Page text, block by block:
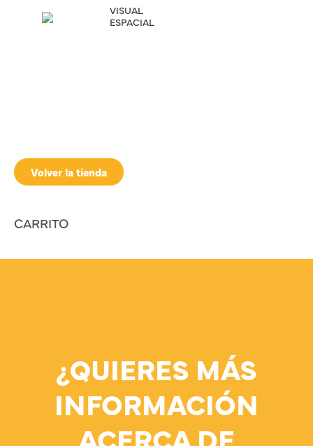
Volver la tienda
CARRITO
VISUAL
ESPACIAL
¿QUIERES MÁS
INFORMACIÓN